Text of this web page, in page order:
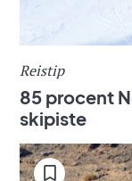
Reistip
85 procent
skipiste